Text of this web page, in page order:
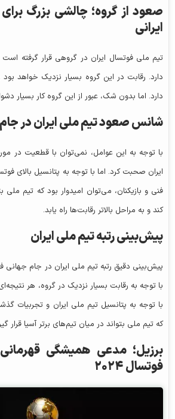
صعود از گروه؛ چالشی بزرگ
ایرانی
تیم ملی فوتسال ایران در گروهی قرار گرفته است
دارد. رقابت در این گروه بسیار نزدیک خواهد
دارد. اما بدون شک، عبور از این گروه کار بسیار
شانس صعود تیم ملی ایران در
با توجه به این عوامل، نمی‌توان با قطعیت در
ایران صحبت کرد. اما با توجه به پتانسیل بالای
فنی و بازیکنان، می‌توان امیدوار بود که تیم
کند و به مراحل بالاتر رقابت‌ها راه یابد.
پیش‌بینی رتبه تیم ملی ایران
پیش‌بینی دقیق رتبه تیم ملی ایران در جام جهانی
با توجه به رقابت بسیار نزدیک در گروه، هر
با توجه به پتانسیل تیم ملی ایران و تجربیات
که تیم ملی بتواند در میان تیم‌های برتر آسیا قرار
برزیل؛ مدعی همیشگی
فوتسال ۲۰۲۴